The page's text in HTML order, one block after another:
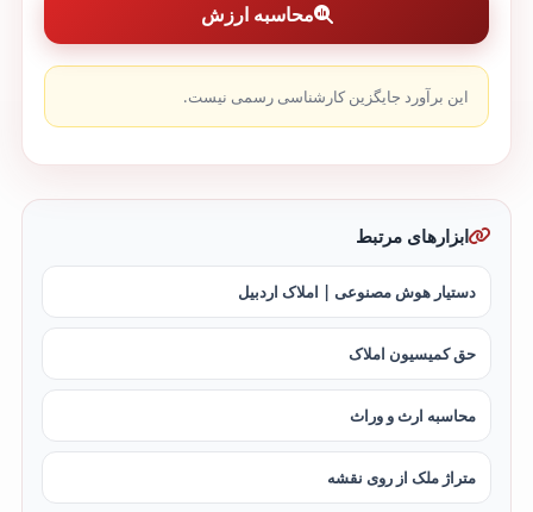
محاسبه ارزش
این برآورد جایگزین کارشناسی رسمی نیست.
ابزارهای مرتبط
دستیار هوش مصنوعی | املاک اردبیل
حق کمیسیون املاک
محاسبه ارث و وراث
متراژ ملک از روی نقشه